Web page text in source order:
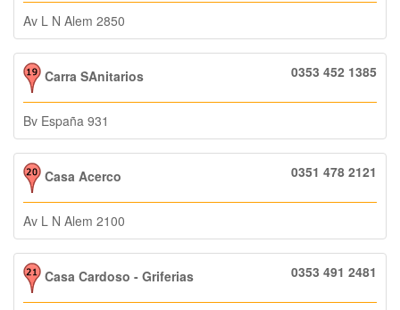
Av L N Alem 2850
Carra SAnitarios 0353 452 1385
Bv España 931
Casa Acerco 0351 478 2121
Av L N Alem 2100
Casa Cardoso - Griferias 0353 491 2481